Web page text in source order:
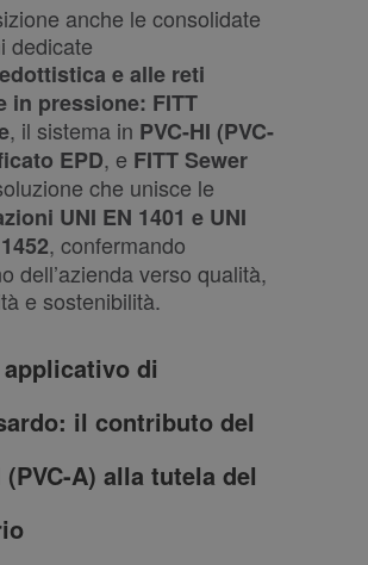
anche le consolidate
dedicate
e alle reti
in pressione: FITT
, il sistema in PVC-HI (PVC-
EPD, e FITT Sewer
che unisce le
UNI EN 1401 e UNI
, confermando
dell’azienda verso qualità,
e sostenibilità.
di
il contributo del
(PVC-A) alla tutela del